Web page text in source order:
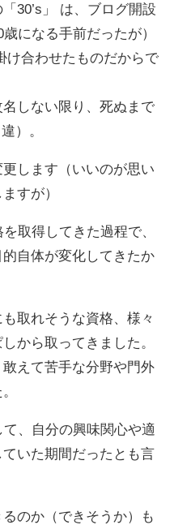
30’s」 は、ブログ開設
になる手前だったが）
け合わせたものだからで
しない限り、死ぬまで
）。
します（いいのが思い
すが）
取得してきた過程で、
自体が変化してきたか
取れそうな資格、様々
から取ってきました。
えて苦手な分野や門外
、自分の興味関心や適
いた期間だったとも言
のか（できそうか）も